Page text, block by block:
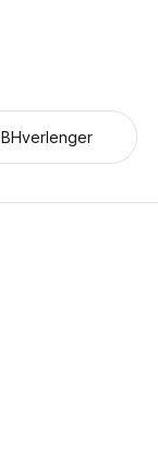
BHverlenger